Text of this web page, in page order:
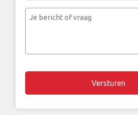
mailadres
Je